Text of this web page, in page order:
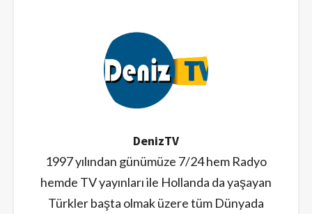
DenizTV
1997 yılından günümüze 7/24 hem Radyo
hemde TV yayınları ile Hollanda da yaşayan
Türkler başta olmak üzere tüm Dünyada